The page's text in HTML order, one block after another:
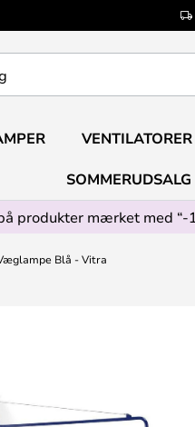
VENTILATORER
SOMMERUDSALG
produkter mærket med “-
Blå - Vitra